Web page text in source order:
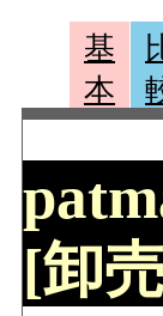
基
本
[卸